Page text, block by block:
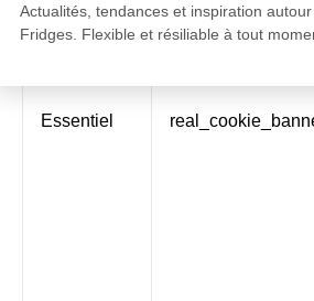
Essentiel
Actualités, tendances et inspiration
Fridges. Flexible et résiliable à tout